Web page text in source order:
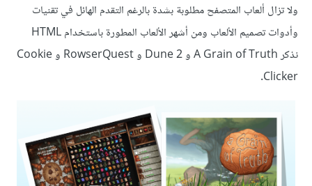
ولا تزال ألعاب المتصفح مطلوبة بشدة بالرغم التقدم الهائل في تقنيات
وأدوات تصميم الألعاب ومن أشهر الألعاب المطورة باستخدام HTML
نذكر A Grain of Truth و Dune 2 و RowserQuest و Cookie
Clicker.